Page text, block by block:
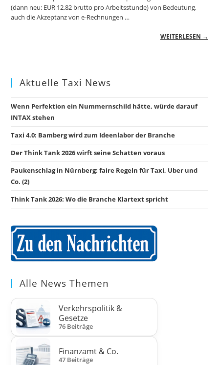
(dann neu: EUR 12,82 brutto pro Arbeitsstunde) von Bedeutung,
auch die Akzeptanz von e-Rechnungen …
WEITERLESEN →
Aktuelle Taxi News
Wenn Perfektion ein Nummernschild hätte, würde darauf
INTAX stehen
Taxi 4.0: Bamberg wird zum Ideenlabor der Branche
Der Think Tank 2026 wirft seine Schatten voraus
Paukenschlag in Nürnberg: faire Regeln für Taxi, Uber und
Co. (2)
Think Tank 2026: Wo die Branche Klartext spricht
Alle News Themen
Verkehrspolitik &
Gesetze
76 Beiträge
Finanzamt & Co.
47 Beiträge